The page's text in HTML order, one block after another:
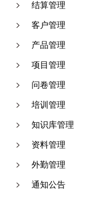
结算管理
客户管理
产品管理
项目管理
问卷管理
培训管理
知识库管理
资料管理
外勤管理
通知公告